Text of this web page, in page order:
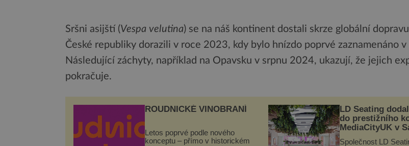
Sršni asijští (Vespa velutina) se na náš kontinent dostali skrze globální
České republiky dorazili v roce 2023, kdy bylo hnízdo poprvé zaznamenáno v
Následující záchyty, například na Opavsku v srpnu 2024, ukazují, že jejich
pokračuje.
ROUDNICKÉ VINOBRANÍ
Letos poprvé podle nového
konceptu – přímo v historickém
LD Seating
do prestižního
MediaCityUK v
Společnost LD